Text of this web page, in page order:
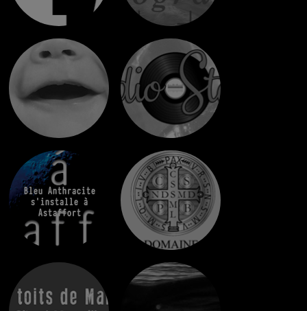
Bleu Anthracite
s'installe à
Astaffort